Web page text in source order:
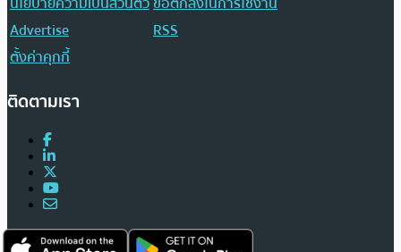
Advertise
RSS
ตั้งค่าคุกกี้
ติดตามเรา